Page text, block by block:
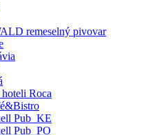
remeselný pivovar
Roca
Pub_KE
Pub_PO